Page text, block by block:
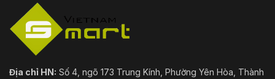
Địa chỉ HN: Số 4, ngõ 173 Trung Kính, Phường Yên Hòa, Thành